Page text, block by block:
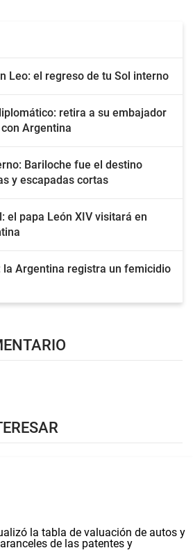
Leo: el regreso de tu Sol interno
retira a su embajador
Argentina
Bariloche fue el destino
y escapadas cortas
el papa León XIV visitará en
Argentina registra un femicidio